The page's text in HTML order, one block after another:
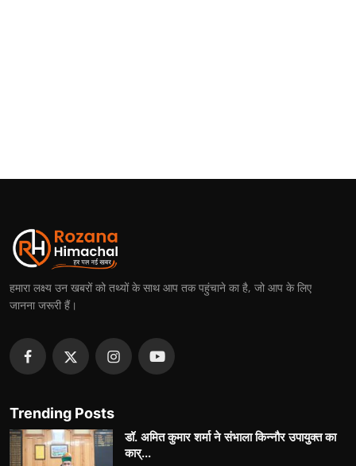
हमारा लक्ष्य उन खबरों को तथ्यों के साथ आप तक पहुंचाने का है, जो आप के लिए
जानना जरूरी हैं।
Trending Posts
डॉ. अमित कुमार शर्मा ने संभाला किन्नौर उपायुक्त का
कार्...